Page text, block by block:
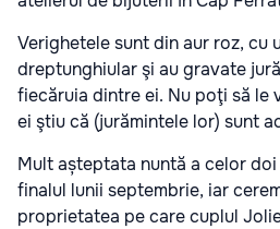
Verighetele sunt din aur roz, cu
dreptunghiular şi au gravate
fiecăruia dintre ei. Nu poţi să le
ei ştiu că (jurămintele lor) sunt
Mult așteptata nuntă a celor
finalul lunii septembrie, iar
proprietatea pe care cuplul